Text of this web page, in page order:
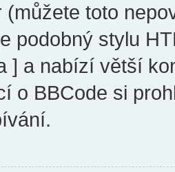
(můžete toto
podobný stylu
] a nabízí větší
o BBCode si